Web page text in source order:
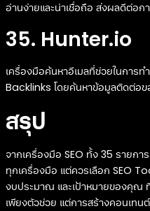
อ่านง่ายและน่าเชื่อถือ ส่งผลดีต่อก
35. Hunter.io
เครื่องมือค้นหาอีเมลที่ช่วยในการ
Backlinks โดยค้นหาข้อมูลติดต่อข
สรุป
จากเครื่องมือ SEO ทั้ง 35 รายกา
ทุกเครื่องมือ แต่ควรเลือก SEO
งบประมาณ และเป้าหมายของคุณ
เพียงตัวช่วย แต่การสร้างคอนเท